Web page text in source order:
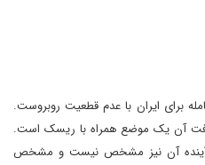
برای ایران با عدم قطعیت روبروست.
آن یک موضع همراه با ریسک است.
آینده آن نیز مشخص نیست و مشخص